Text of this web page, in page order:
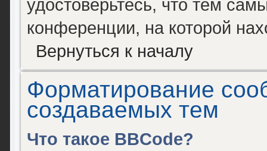
удостоверьтесь, что тем
конференции, на которой
Вернуться к началу
Форматирование
создаваемых тем
Что такое BBCode?